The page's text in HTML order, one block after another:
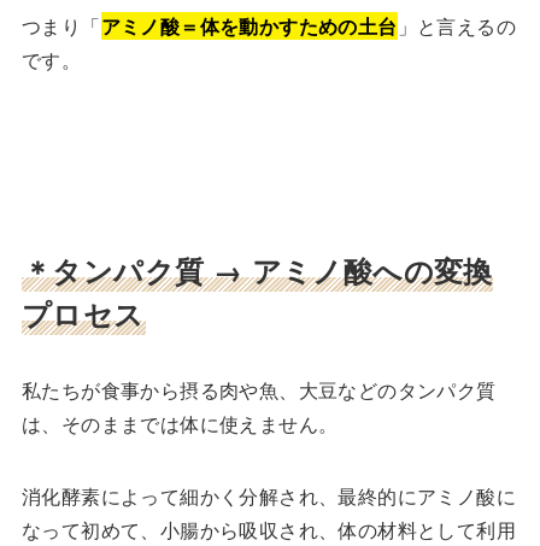
つまり「アミノ酸＝体を動かすための土台 」と言えるの
です。
＊タンパク質 → アミノ酸への変換
プロセス
私たちが食事から摂る肉や魚、大豆などのタンパク質
は、そのままでは体に使えません。
消化酵素によって細かく分解され、最終的にアミノ酸に
なって初めて、小腸から吸収され、体の材料として利用